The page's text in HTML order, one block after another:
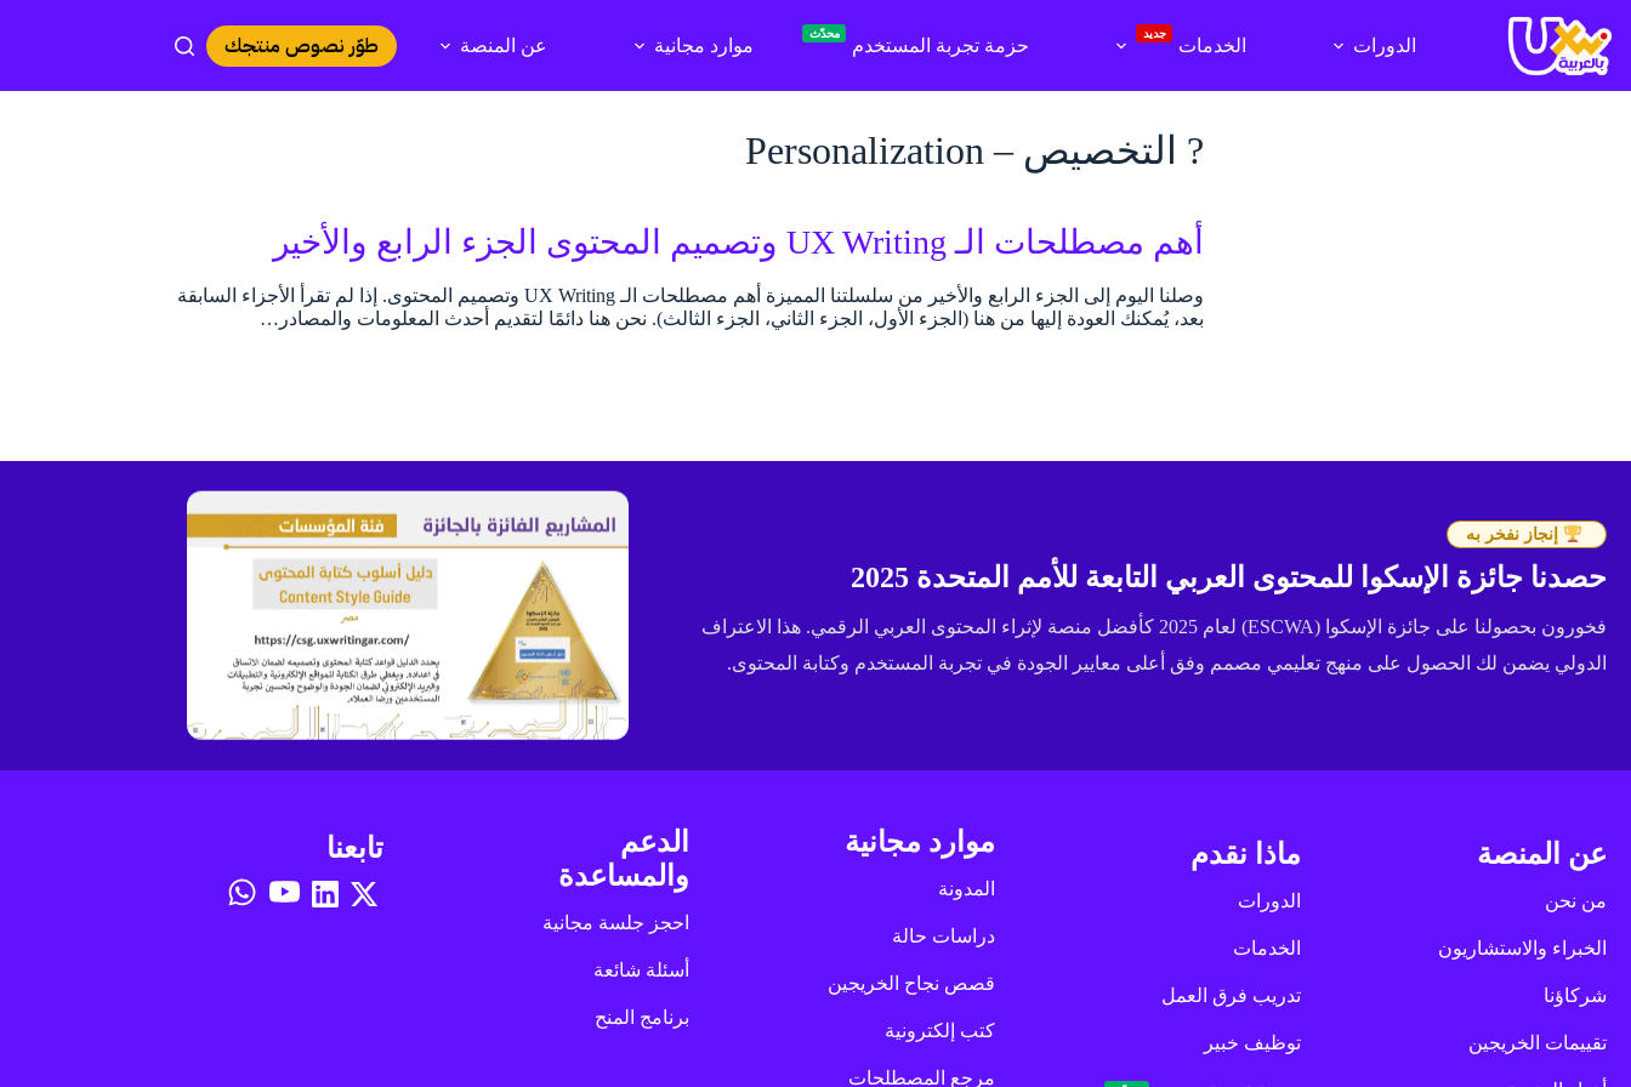
إلى
المحتوى
الدورات الخدمات
جديد
حزمة تجربة المستخدم
محدّث
موارد مجانية عن المنصة طوّر نصوص منتجك
? التخصيص – Personalization
أهم مصطلحات الـ UX Writing وتصميم المحتوى الجزء الرابع والأخير
وصلنا اليوم إلى الجزء الرابع والأخير من سلسلتنا المميزة أهم مصطلحات الـ UX Writing وتصميم المحتوى. إذا لم تقرأ الأجزاء السابقة
بعد، يُمكنك العودة إليها من هنا (الجزء الأول، الجزء الثاني، الجزء الثالث). نحن هنا دائمًا لتقديم أحدث المعلومات والمصادر…
إنجاز نفخر به
حصدنا جائزة الإسكوا للمحتوى العربي التابعة للأمم المتحدة 2025
فخورون بحصولنا على جائزة الإسكوا (ESCWA) لعام 2025 كأفضل منصة لإثراء المحتوى العربي الرقمي. هذا الاعتراف
الدولي يضمن لك الحصول على منهج تعليمي مصمم وفق أعلى معايير الجودة في تجربة المستخدم وكتابة المحتوى.
عن المنصة
من نحن
الخبراء والاستشاريون
شركاؤنا
تقييمات الخريجين
ماذا نقدم
الدورات
الخدمات
تدريب فرق العمل
توظيف خبير
موارد مجانية
المدونة
دراسات حالة
قصص نجاح الخريجين
كتب إلكترونية
مرجع المصطلحات
الدعم
والمساعدة
احجز جلسة مجانية
أسئلة شائعة
برنامج المنح
تابعنا